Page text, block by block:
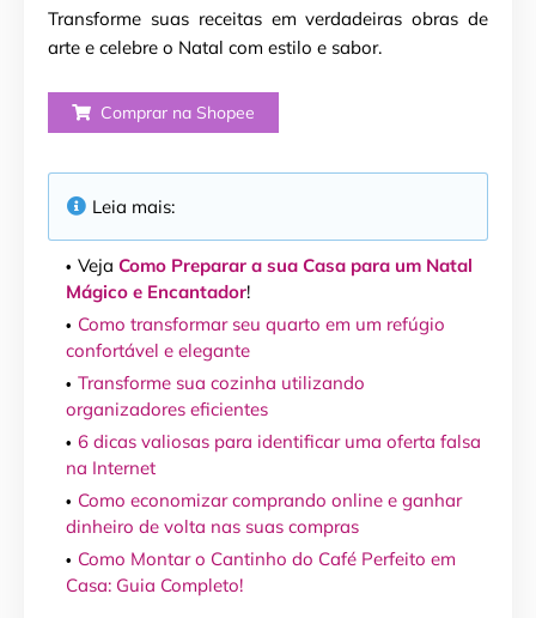
Transforme suas receitas em verdadeiras obras de
arte e celebre o Natal com estilo e sabor.
Comprar na Shopee
Leia mais:
Veja Como Preparar a sua Casa para um Natal
Mágico e Encantador!
Como transformar seu quarto em um refúgio
confortável e elegante
Transforme sua cozinha utilizando
organizadores eficientes
6 dicas valiosas para identificar uma oferta falsa
na Internet
Como economizar comprando online e ganhar
dinheiro de volta nas suas compras
Como Montar o Cantinho do Café Perfeito em
Casa: Guia Completo!